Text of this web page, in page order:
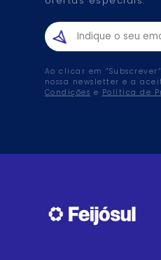
Ao clicar em
nossa newsletter e a
Condições e Política de